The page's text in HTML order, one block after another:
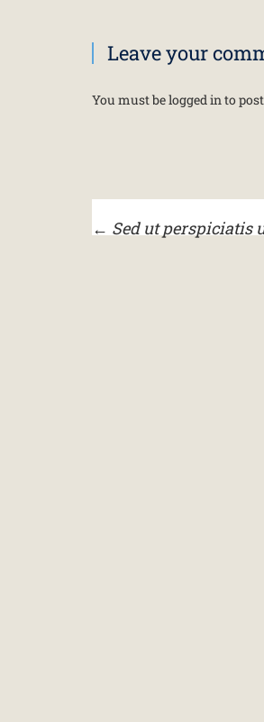
Leave your
You must belogged into
← Sed ut perspiciatis